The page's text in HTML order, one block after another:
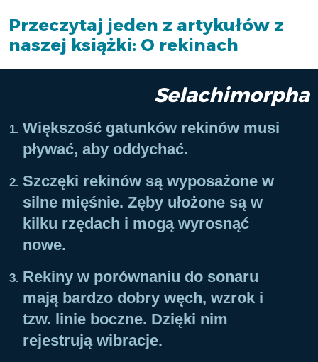
Przeczytaj jeden z artykułów z
naszej książki: O rekinach
Selachimorpha
Większość gatunków rekinów musi
pływać, aby oddychać.
Szczęki rekinów są wyposażone w
silne mięśnie. Zęby ułożone są w
kilku rzędach i mogą wyrosnąć
nowe.
Rekiny w porównaniu do sonaru
mają bardzo dobry węch, wzrok i
tzw. linie boczne. Dzięki nim
rejestrują wibracje.